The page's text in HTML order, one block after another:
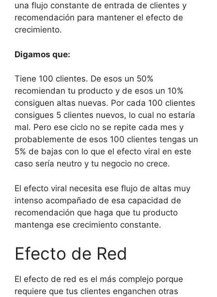
una flujo constante de entrada de clientes y
recomendación para mantener el efecto de
crecimiento.
Digamos que:
Tiene 100 clientes. De esos un 50%
recomiendan tu producto y de esos un 10%
consiguen altas nuevas. Por cada 100 clientes
consigues 5 clientes nuevos, lo cual no estaría
mal. Pero ese ciclo no se repite cada mes y
probablemente de esos 100 clientes tengas un
5% de bajas con lo que el efecto viral en este
caso sería neutro y tu negocio no crece.
El efecto viral necesita ese flujo de altas muy
intenso acompañado de esa capacidad de
recomendación que haga que tu producto
mantenga ese crecimiento constante.
Efecto de Red
El efecto de red es el más complejo porque
requiere que tus clientes enganchen otras